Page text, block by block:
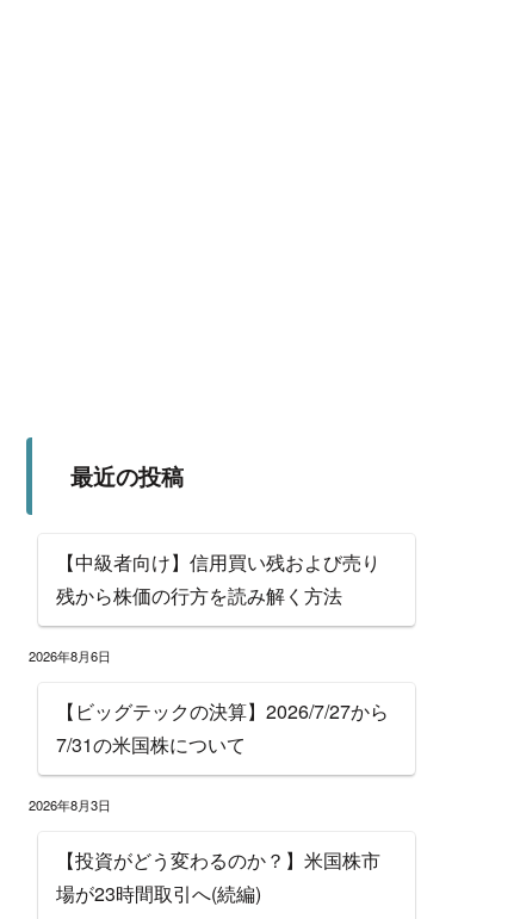
最近の投稿
【中級者向け】信用買い残および売り
残から株価の行方を読み解く方法
2026年8月6日
【ビッグテックの決算】2026/7/27から
7/31の米国株について
2026年8月3日
【投資がどう変わるのか？】米国株市
場が23時間取引へ(続編)